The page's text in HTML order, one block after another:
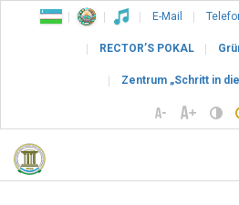
E-Mail
RECTOR’S POKAL
Zentrum „Schritt in